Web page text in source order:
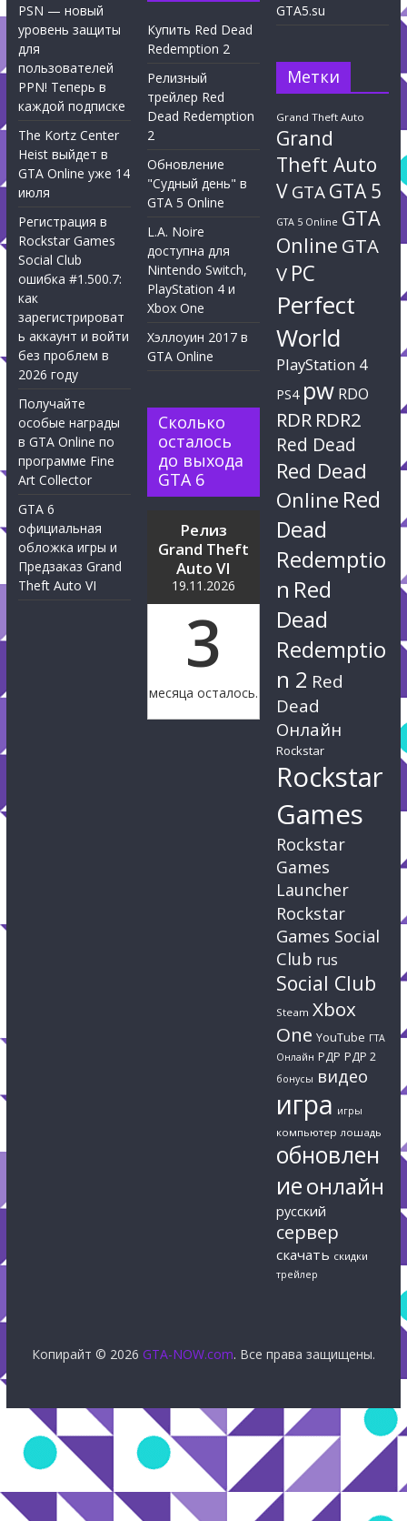
PSN — новый
уровень защиты
для
пользователей
PPN! Теперь в
каждой подписке
The Kortz Center
Heist выйдет в
GTA Online уже 14
июля
Регистрация в
Rockstar Games
Social Club
ошибка #1.500.7:
как
зарегистрироват
ь аккаунт и войти
без проблем в
2026 году
Получайте
особые награды
в GTA Online по
программе Fine
Art Collector
GTA 6
официальная
обложка игры и
Предзаказ Grand
Theft Auto VI
Купить Red Dead
Redemption 2
Релизный
трейлер Red
Dead Redemption
2
Обновление
"Судный день" в
GTA 5 Online
L.A. Noire
доступна для
Nintendo Switch,
PlayStation 4 и
Xbox One
Хэллоуин 2017 в
GTA Online
Сколько
осталось
до выхода
GTA 6
Релиз
Grand Theft
Auto VI
19.11.2026
3
месяца осталось.
GTA5.su
Метки
Grand Theft Auto
Grand
Theft Auto
VGTAGTA 5
GTA 5 Online GTA
Online GTA
V PC
Perfect
World
PlayStation 4
PS4 pw RDO
RDR RDR2
Red Dead
Red Dead
Online Red
Dead
Redemptio
n Red
Dead
Redemptio
n 2 Red
Dead
Онлайн
Rockstar
Rockstar
Games
Rockstar
Games
Launcher
Rockstar
Games Social
Club rus
Social Club
Steam Xbox
One YouTube ГТА
Онлайн РДР РДР 2
бонусы видео
игра игры
компьютер лошадь
обновлен
иеонлайн
русский
сервер
скачать скидки
трейлер
Копирайт © 2026 GTA-NOW.com. Все права защищены.